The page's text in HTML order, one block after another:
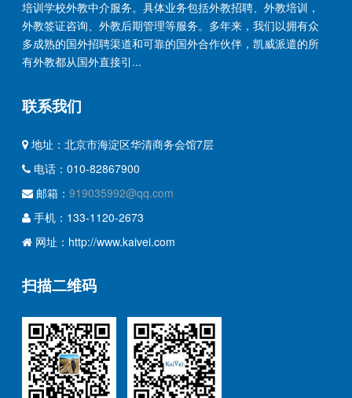
培训学校外教中介服务。具体业务包括外教招聘、外教培训，
外教签证咨询、外教后期管理等服务。多年来，我们以拥有众
多成熟的国外招聘渠道和可靠的国外合作伙伴，凯威派遣的所
有外教都从国外直接引...
联系我们
地址：北京市海淀区华清商务会馆7层
电话：010-82867900
邮箱：919035992@qq.com
手机：133-1120-2673
网址：http://www.kaivei.com
扫描二维码